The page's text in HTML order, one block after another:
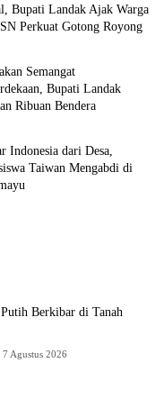
Bupati Landak Ajak Warga
Perkuat Gotong Royong
dan Politik
Semangat
Bupati Landak
Ribuan Bendera
dan Politik
Indonesia dari Desa,
Taiwan Mengabdi di
Berkibar di Tanah
7 Agustus 2026